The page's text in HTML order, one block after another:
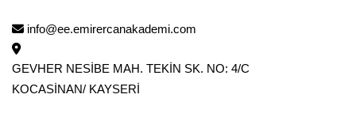
info@ee.emirercanakademi.com
GEVHER NESİBE MAH. TEKİN SK. NO: 4/C
KOCASİNAN/ KAYSERİ